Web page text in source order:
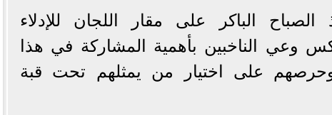
الصباح الباكر على مقار اللجان للإدلاء
وعي الناخبين بأهمية المشاركة في هذا
وحرصهم على اختيار من يمثلهم تحت قبة